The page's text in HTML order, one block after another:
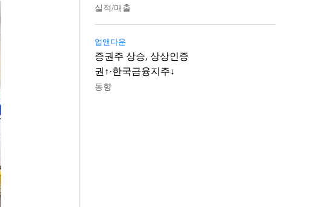
실적/매출
업앤다운
증권주 상승, 상상인증
권↑·한국금융지주↓
동향